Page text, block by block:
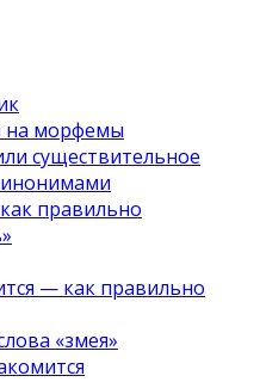
на морфемы
существительное
правильно
— как правильно
«змея»